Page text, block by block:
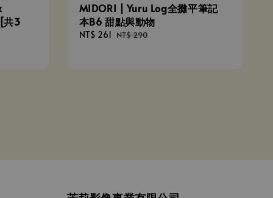
共3
MIDORI | Yuru Log全攤平筆記
本B6 甜點與動物
Sale
NT$ 261 Regular
NT$ 290